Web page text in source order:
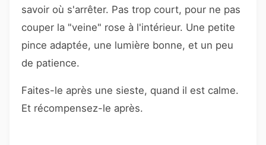
savoir où s'arrêter. Pas trop court, pour ne pas
couper la "veine" rose à l'intérieur. Une petite
pince adaptée, une lumière bonne, et un peu
de patience.
Faites-le après une sieste, quand il est calme.
Et récompensez-le après.